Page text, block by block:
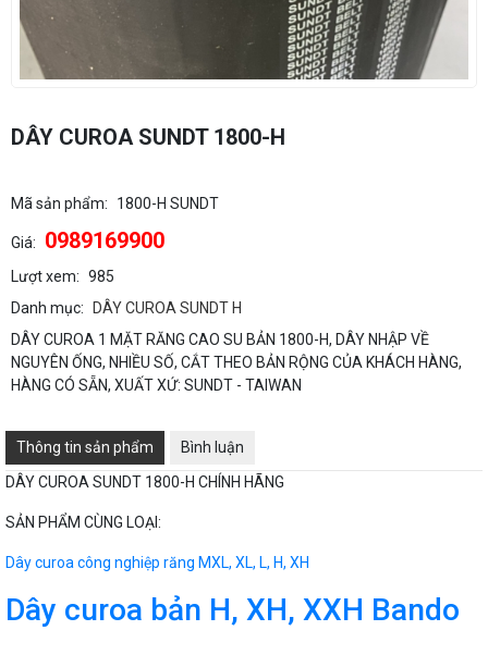
DÂY CUROA SUNDT 1800-H
Mã sản phẩm: 1800-H SUNDT
Giá: 0989169900
Lượt xem: 985
Danh mục:
DÂY CUROA SUNDT H
DÂY CUROA 1 MẶT RĂNG CAO SU BẢN 1800-H, DÂY NHẬP VỀ
NGUYÊN ỐNG, NHIỀU SỐ, CẮT THEO BẢN RỘNG CỦA KHÁCH HÀNG,
HÀNG CÓ SẴN, XUẤT XỨ: SUNDT - TAIWAN
Thông tin sản phẩm
Bình luận
DÂY CUROA SUNDT 1800-H CHÍNH HÃNG
SẢN PHẨM CÙNG LOẠI:
Dây curoa công nghiệp răng MXL, XL, L, H, XH
Dây curoa bản H, XH, XXH Bando